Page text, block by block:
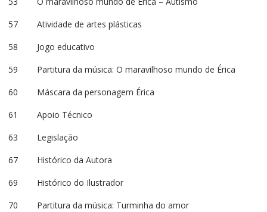
57 Atividade de artes plásticas
58 Jogo educativo
59 Partitura da música: O maravilhoso mundo de Érica
60 Máscara da personagem Érica
61 Apoio Técnico
63 Legislação
67 Histórico da Autora
69 Histórico do Ilustrador
70 Partitura da música: Turminha do amor